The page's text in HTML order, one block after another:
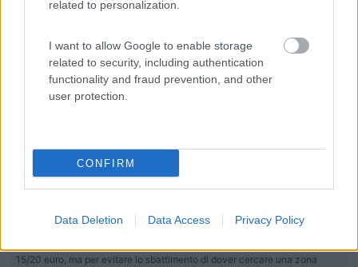
related to personalization.
I want to allow Google to enable storage
related to security, including authentication
functionality and fraud prevention, and other
user protection.
CONFIRM
Data Deletion Data Access Privacy Policy
in mente di andare a visitare le zone più belle dell'Algarve e
anche in Spagna, magari sulla strada del ritorno oppure fare
una tappa a Lisbona) Scusate le domande, magari banali, ma
sarebbe la prima esperienza in camper, per cui vorrei essere
-
Inserito il 13:39:23
15/20 euro, ma per evitare lo sbattimento di dover cercare una zona